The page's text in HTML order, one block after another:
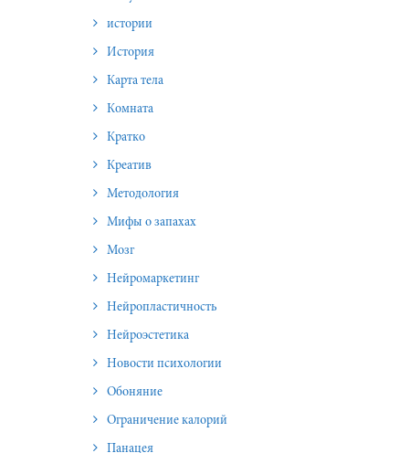
истории
История
Карта тела
Комната
Кратко
Креатив
Методология
Мифы о запахах
Мозг
Нейромаркетинг
Нейропластичность
Нейроэстетика
Новости психологии
Обоняние
Ограничение калорий
Панацея